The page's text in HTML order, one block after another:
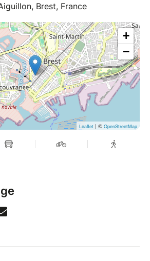
Brest, France
+
−
Leaflet | © OpenStreetMap